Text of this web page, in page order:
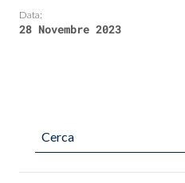
Data:
28 Novembre 2023